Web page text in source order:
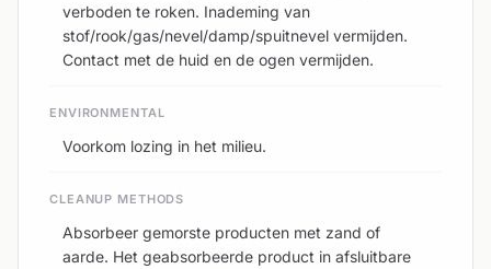
verboden te roken. Inademing van
stof/rook/gas/nevel/damp/spuitnevel vermijden.
Contact met de huid en de ogen vermijden.
ENVIRONMENTAL
Voorkom lozing in het milieu.
CLEANUP METHODS
Absorbeer gemorste producten met zand of
aarde. Het geabsorbeerde product in afsluitbare